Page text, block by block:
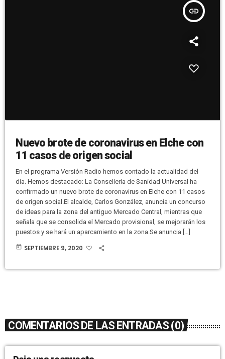
insert_link
Nuevo brote de coronavirus en Elche con
11 casos de origen social
En el programa Versión Radio hemos contado la actualidad del
día. Hemos destacado: La Conselleria de Sanidad Universal ha
confirmado un nuevo brote de coronavirus en Elche con 11 casos
de origen social.El alcalde, Carlos González, anuncia un concurso
de ideas para la zona del antiguo Mercado Central, mientras que
señala que se consolida el Mercado provisional, se mejorarán los
puestos y se hará un aparcamiento en la zona.Se anuncia […]
today SEPTIEMBRE 9, 2020
COMENTARIOS DE LAS ENTRADAS (0)